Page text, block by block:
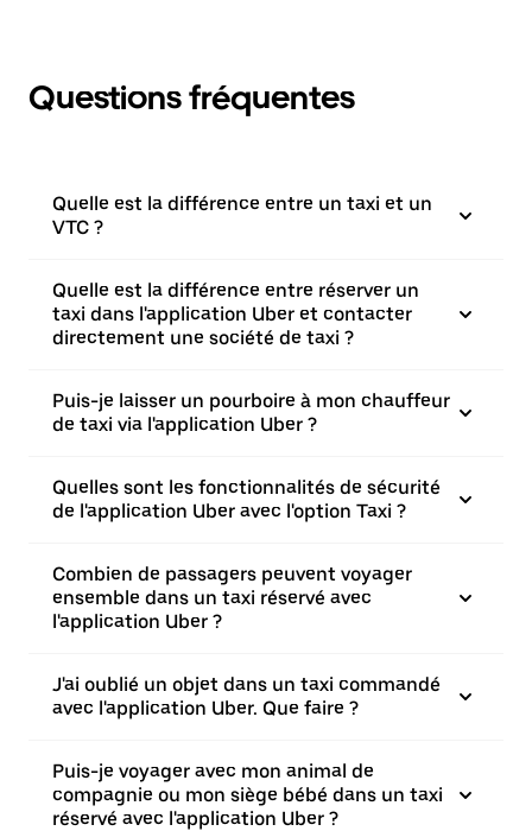
Questions fréquentes
Quelle est la différence entre un taxi et un
VTC ?
Quelle est la différence entre réserver un
taxi dans l'application Uber et contacter
directement une société de taxi ?
Puis-je laisser un pourboire à mon chauffeur
de taxi via l'application Uber ?
Quelles sont les fonctionnalités de sécurité
de l'application Uber avec l'option Taxi ?
Combien de passagers peuvent voyager
ensemble dans un taxi réservé avec
l'application Uber ?
J'ai oublié un objet dans un taxi commandé
avec l'application Uber. Que faire ?
Puis-je voyager avec mon animal de
compagnie ou mon siège bébé dans un taxi
réservé avec l'application Uber ?